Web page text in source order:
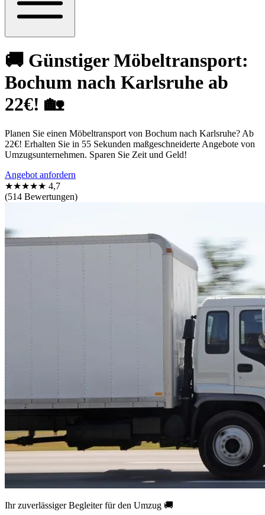
🚚 Günstiger Möbeltransport:
Bochum nach Karlsruhe ab
22€! 🏡
Planen Sie einen Möbeltransport von Bochum nach Karlsruhe? Ab
22€! Erhalten Sie in 55 Sekunden maßgeschneiderte Angebote von
Umzugsunternehmen. Sparen Sie Zeit und Geld!
Angebot anfordern
★★★★★ 4,7
(514 Bewertungen)
Ihr zuverlässiger Begleiter für den Umzug 🚚